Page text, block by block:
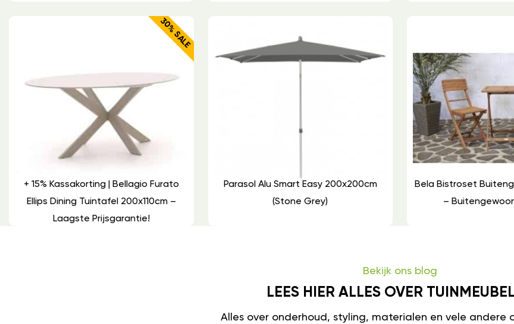
30% SALE
+ 15% Kassakorting | Bellagio Furato
Ellips Dining Tuintafel 200x110cm –
Laagste Prijsgarantie!
Parasol Alu Smart Easy 200x200cm
(stone Grey)
Bela Bistroset
–
Bekijk ons blog
LEES HIER ALLES OVER
Alles over onderhoud, styling, materialen en vele andere